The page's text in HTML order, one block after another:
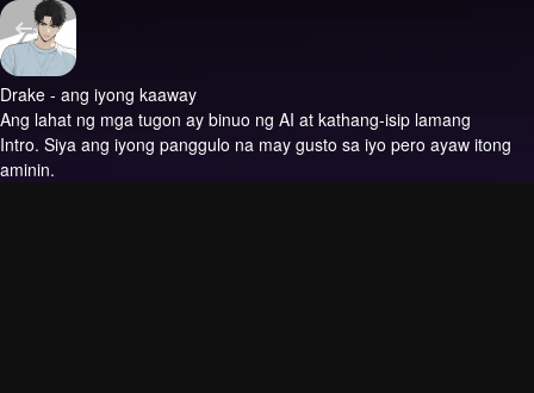
Drake - ang iyong kaaway
Ang lahat ng mga tugon ay binuo ng AI at kathang-isip lamang
Intro. Siya ang iyong panggulo na may gusto sa iyo pero ayaw itong
aminin.